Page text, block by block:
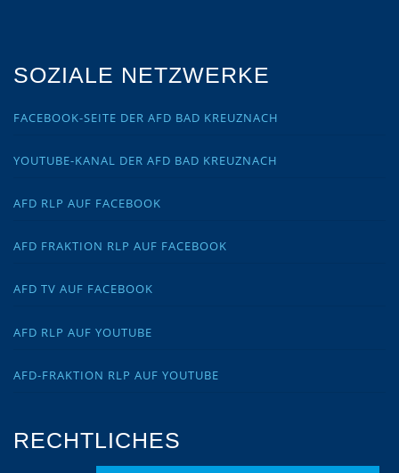
SOZIALE NETZWERKE
FACEBOOK-SEITE DER AFD BAD KREUZNACH
YOUTUBE-KANAL DER AFD BAD KREUZNACH
AFD RLP AUF FACEBOOK
AFD FRAKTION RLP AUF FACEBOOK
AFD TV AUF FACEBOOK
AFD RLP AUF YOUTUBE
AFD-FRAKTION RLP AUF YOUTUBE
RECHTLICHES